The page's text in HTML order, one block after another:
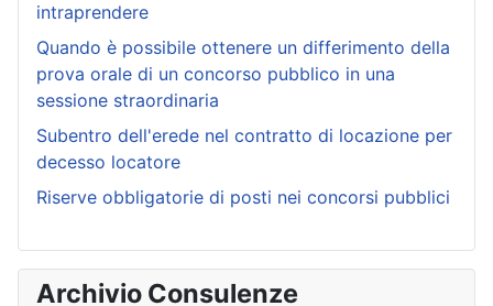
intraprendere
Quando è possibile ottenere un differimento della
prova orale di un concorso pubblico in una
sessione straordinaria
Subentro dell'erede nel contratto di locazione per
decesso locatore
Riserve obbligatorie di posti nei concorsi pubblici
Archivio Consulenze